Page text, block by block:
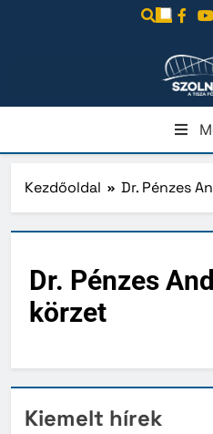
Kezdőoldal Dr. Pénzes
Dr. Pénzes
körzet
Kiemelt hírek